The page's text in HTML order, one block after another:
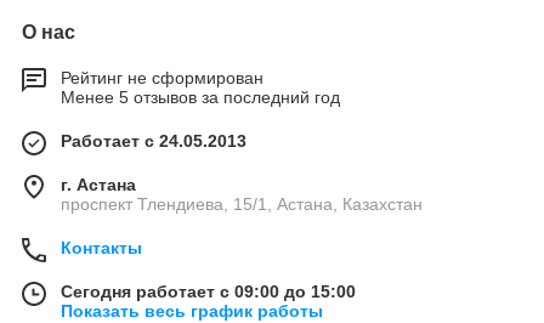
О нас
Рейтинг не сформирован
Менее 5 отзывов за последний год
Работает с 24.05.2013
г. Астана
проспект Тлендиева, 15/1, Астана, Казахстан
Контакты
Сегодня работает с 09:00 до 15:00
Показать весь график работы